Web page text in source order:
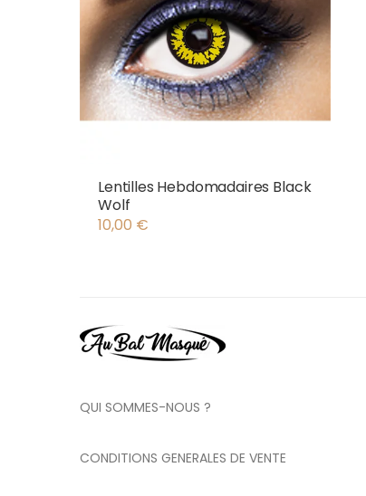
Lentilles Hebdomadaires Black
Wolf
10,00 €
QUI SOMMES-NOUS ?
CONDITIONS GENERALES DE VENTE